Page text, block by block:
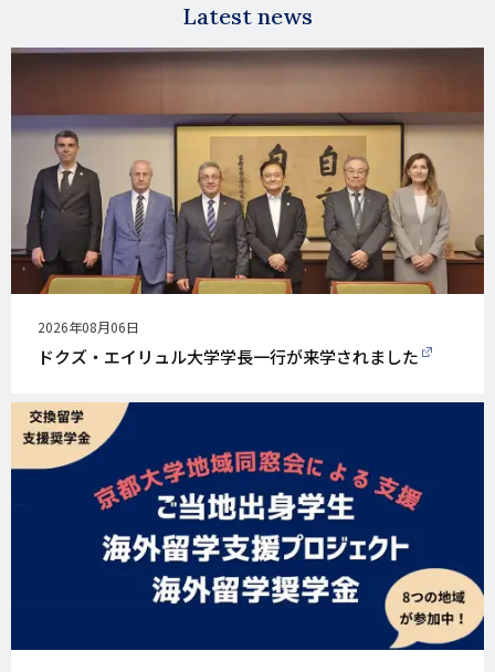
Latest news
公
開
日
2026年08月06日
ドクズ・エイリュル大学学長一行が来学されました